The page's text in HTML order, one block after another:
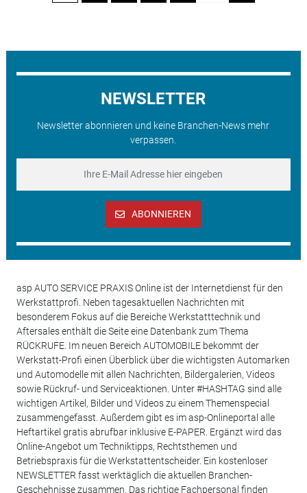
NEWSLETTER
Newsletter abonnieren und keine Branchen-News mehr
verpassen.
ABONNIEREN
asp AUTO SERVICE PRAXIS Online ist der Internetdienst für den
Werkstattprofi. Neben tagesaktuellen Nachrichten mit
besonderem Fokus auf die Bereiche Werkstatttechnik und
Aftersales enthält die Seite eine Datenbank zum Thema
RÜCKRUFE. Im neuen Bereich AUTOMOBILE bekommt der
Werkstatt-Profi einen Überblick über die wichtigsten Automarken
und Automodelle mit allen Nachrichten, Bildergalerien, Videos
sowie Rückruf- und Serviceaktionen. Unter #HASHTAG sind alle
wichtigen Artikel, Bilder und Videos zu einem Themenspecial
zusammengefasst. Außerdem gibt es im asp-Onlineportal alle
Heftartikel gratis abrufbar inklusive E-PAPER. Ergänzt wird das
Online-Angebot um Techniktipps, Rechtsthemen und
Betriebspraxis für die Werkstattentscheider. Ein kostenloser
NEWSLETTER fasst werktäglich die aktuellen Branchen-
Geschehnisse zusammen. Das richtige Fachpersonal finden